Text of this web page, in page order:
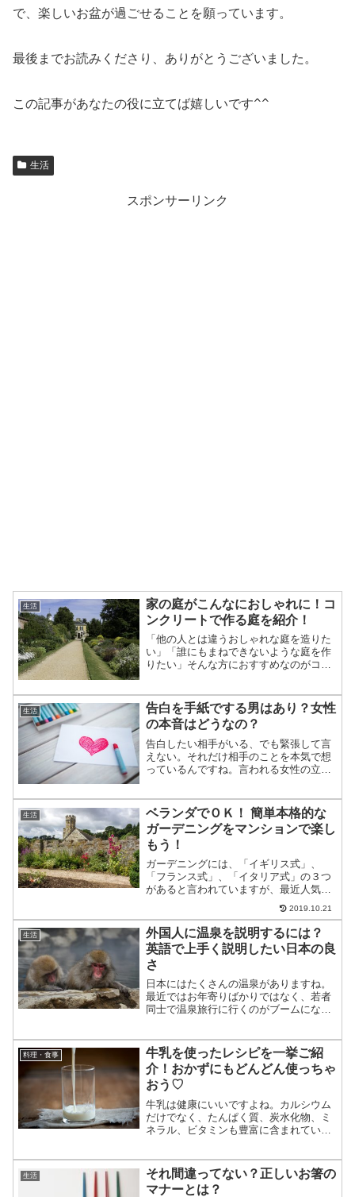
で、楽しいお盆が過ごせることを願っています。
最後までお読みくださり、ありがとうございました。
この記事があなたの役に立てば嬉しいです^^
生活
スポンサーリンク
生活
家の庭がこんなにおしゃれに！コ
ンクリートで作る庭を紹介！
「他の人とは違うおしゃれな庭を造りた
い」「誰にもまねできないような庭を作
りたい」そんな方におすすめなのがコン
る」「素人の私でも使えるのかな？」そ
んな方でも心配無用！実はコ...
生活
告白を手紙でする男はあり？女性
の本音はどうなの？
告白したい相手がいる、でも緊張して言
えない。それだけ相手のことを本気で想
っているんですね。言われる女性の立場
のかわからないっていうこともありま
す。そこで、緊張して告白で...
生活
ベランダでＯＫ！ 簡単本格的な
ガーデニングをマンションで楽し
もう！
ガーデニングには、「イギリス式」、
「フランス式」、「イタリア式」の３つ
があると言われていますが、最近人気が
あるのは、イングリッシュガーデンでは
ないでしょうか？イングリッシュガーデ
ンは、イギリスだけでなく、カナダのビ
クトリアや、オーストラリア...
2019.10.21
生活
外国人に温泉を説明するには？
英語で上手く説明したい日本の良
さ
日本にはたくさんの温泉がありますね。
最近ではお年寄りばかりではなく、若者
同士で温泉旅行に行くのがブームになっ
増えています。もしも、外国人の方に温
泉を案内して欲しいと言わ...
料理・食事
牛乳を使ったレシピを一挙ご紹
介！おかずにもどんどん使っちゃ
おう♡
牛乳は健康にいいですよね。カルシウム
だけでなく、たんぱく質、炭水化物、ミ
ネラル、ビタミンも豊富に含まれていま
しだったので、父は農家で搾りたての牛
乳を分けてもらって、兄と...
生活
それ間違ってない？正しいお箸の
マナーとは？